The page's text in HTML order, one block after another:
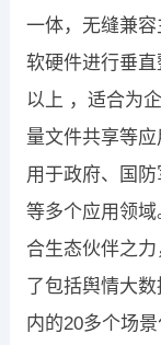
一体，无缝兼
软硬件进行垂
以上 ，适合为
量文件共享等
用于政府、国
等多个应用领
合生态伙伴之
了包括舆情大
内的20多个场